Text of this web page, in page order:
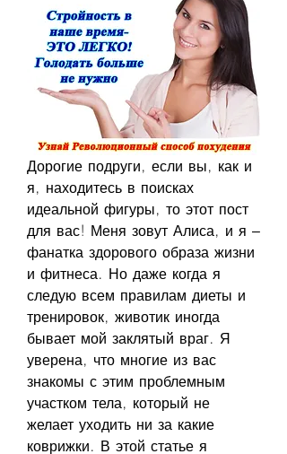
Дорогие подруги, если вы, как и
я, находитесь в поисках
идеальной фигуры, то этот пост
для вас! Меня зовут Алиса, и я –
фанатка здорового образа жизни
и фитнеса. Но даже когда я
следую всем правилам диеты и
тренировок, животик иногда
бывает мой заклятый враг. Я
уверена, что многие из вас
знакомы с этим проблемным
участком тела, который не
желает уходить ни за какие
коврижки. В этой статье я